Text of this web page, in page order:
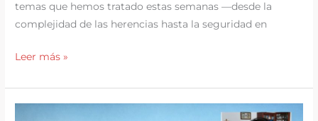
temas que hemos tratado estas semanas —desde la
complejidad de las herencias hasta la seguridad en
Balance
Mercado
Leer más »